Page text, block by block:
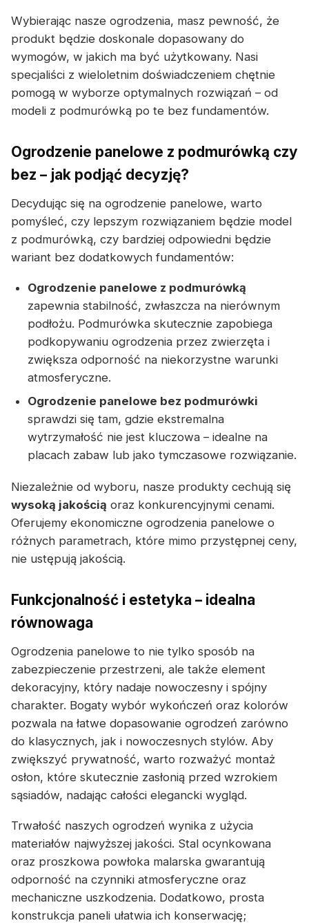
Wybierając nasze ogrodzenia, masz pewność, że
produkt będzie doskonale dopasowany do
wymogów, w jakich ma być użytkowany. Nasi
specjaliści z wieloletnim doświadczeniem chętnie
pomogą w wyborze optymalnych rozwiązań – od
modeli z podmurówką po te bez fundamentów.
Ogrodzenie panelowe z podmurówką czy
bez – jak podjąć decyzję?
Decydując się na ogrodzenie panelowe, warto
pomyśleć, czy lepszym rozwiązaniem będzie model
z podmurówką, czy bardziej odpowiedni będzie
wariant bez dodatkowych fundamentów:
Ogrodzenie panelowe z podmurówką
zapewnia stabilność, zwłaszcza na nierównym
podłożu. Podmurówka skutecznie zapobiega
podkopywaniu ogrodzenia przez zwierzęta i
zwiększa odporność na niekorzystne warunki
atmosferyczne.
Ogrodzenie panelowe bez podmurówki
sprawdzi się tam, gdzie ekstremalna
wytrzymałość nie jest kluczowa – idealne na
placach zabaw lub jako tymczasowe rozwiązanie.
Niezależnie od wyboru, nasze produkty cechują się
wysoką jakością oraz konkurencyjnymi cenami.
Oferujemy ekonomiczne ogrodzenia panelowe o
różnych parametrach, które mimo przystępnej ceny,
nie ustępują jakością.
Funkcjonalność i estetyka – idealna
równowaga
Ogrodzenia panelowe to nie tylko sposób na
zabezpieczenie przestrzeni, ale także element
dekoracyjny, który nadaje nowoczesny i spójny
charakter. Bogaty wybór wykończeń oraz kolorów
pozwala na łatwe dopasowanie ogrodzeń zarówno
do klasycznych, jak i nowoczesnych stylów. Aby
zwiększyć prywatność, warto rozważyć montaż
osłon, które skutecznie zasłonią przed wzrokiem
sąsiadów, nadając całości elegancki wygląd.
Trwałość naszych ogrodzeń wynika z użycia
materiałów najwyższej jakości. Stal ocynkowana
oraz proszkowa powłoka malarska gwarantują
odporność na czynniki atmosferyczne oraz
mechaniczne uszkodzenia. Dodatkowo, prosta
konstrukcja paneli ułatwia ich konserwację;